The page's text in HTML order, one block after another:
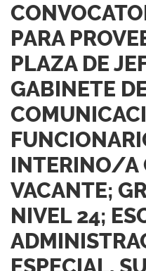
PARA
PLAZA DE
GABINETE
INTERINO/A
VACANTE;
NIVEL 24;